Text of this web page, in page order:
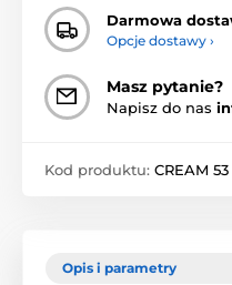
Darmowa
Opcje dostawy ›
Masz pytanie?
Napisz do nas
Kod produktu: CREAM 53
Opis i parametry